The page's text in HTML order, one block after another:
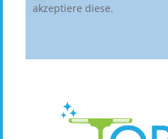
akzeptiere diese.